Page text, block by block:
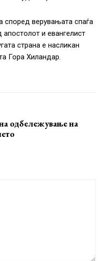
според верувањата спаѓа
и евангелист
страна е насликан
Гора Хиландар.
одбележување на